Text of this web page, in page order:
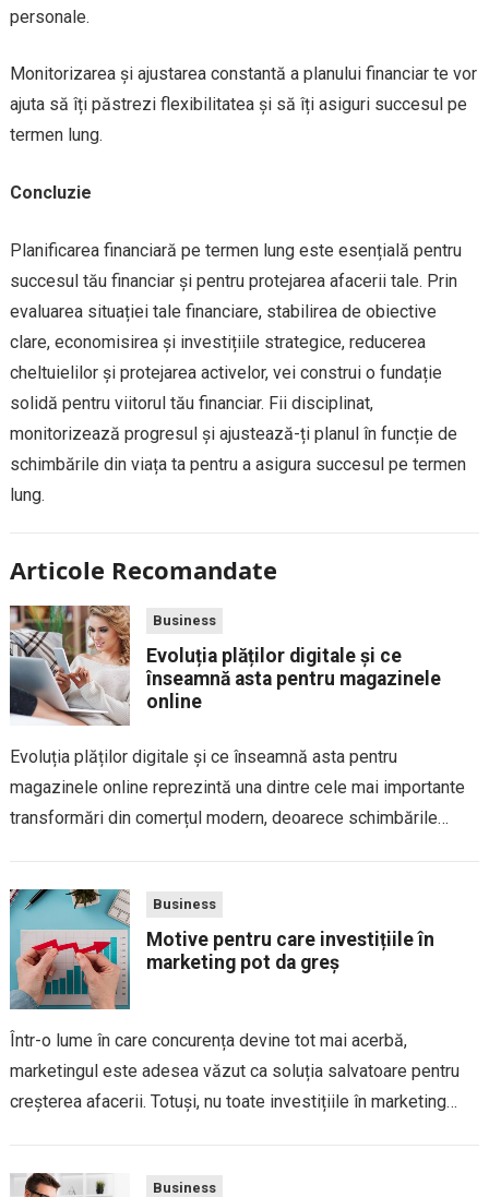
personale.
Monitorizarea și ajustarea constantă a planului financiar te vor
ajuta să îți păstrezi flexibilitatea și să îți asiguri succesul pe
termen lung.
Concluzie
Planificarea financiară pe termen lung este esențială pentru
succesul tău financiar și pentru protejarea afacerii tale. Prin
evaluarea situației tale financiare, stabilirea de obiective
clare, economisirea și investițiile strategice, reducerea
cheltuielilor și protejarea activelor, vei construi o fundație
solidă pentru viitorul tău financiar. Fii disciplinat,
monitorizează progresul și ajustează-ți planul în funcție de
schimbările din viața ta pentru a asigura succesul pe termen
lung.
Articole Recomandate
Business
Evoluția plăților digitale și ce
înseamnă asta pentru magazinele
online
Evoluția plăților digitale și ce înseamnă asta pentru
magazinele online reprezintă una dintre cele mai importante
transformări din comerțul modern, deoarece schimbările
finalizează comenzile și cât...
Business
Motive pentru care investițiile în
marketing pot da greș
Într-o lume în care concurența devine tot mai acerbă,
marketingul este adesea văzut ca soluția salvatoare pentru
creșterea afacerii. Totuși, nu toate investițiile în marketing
Business